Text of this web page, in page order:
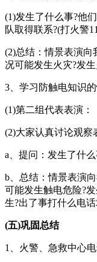
(1)发生了什么事?他
队取得联系?(打火警
(2)总结：情景表演
况可能发生火灾?发
3、学习防触电知识的
(1)第二组代表表演：
(2)大家认真讨论观察
a、提问：发生了什
b、总结：情景表演
可能发生触电危险?
生?出了事打什么电
(五)巩固总结
1、火警、急救中心